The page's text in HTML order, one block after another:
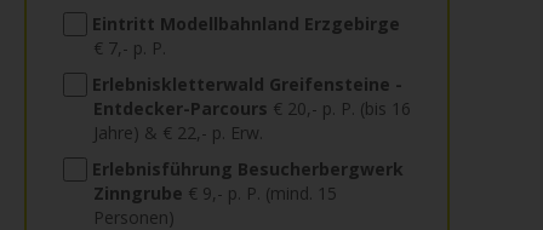
Eintritt Modellbahnland Erzgebirge
€ 7,- p. P.
Erlebniskletterwald Greifensteine -
Entdecker-Parcours € 20,- p. P. (bis 16
Jahre) & € 22,- p. Erw.
Erlebnisführung Besucherbergwerk
Zinngrube € 9,- p. P. (mind. 15
Personen)